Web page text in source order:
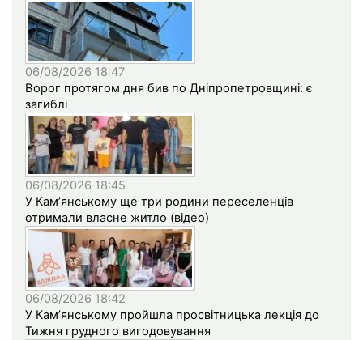
06/08/2026 18:47
Ворог протягом дня бив по Дніпропетровщині: є
загиблі
06/08/2026 18:45
У Кам’янському ще три родини переселенців
отримали власне житло (відео)
06/08/2026 18:42
У Кам’янському пройшла просвітницька лекція до
Тижня грудного вигодовування